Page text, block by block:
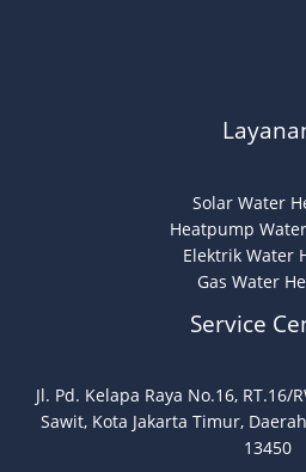
Solar Water
Heatpump
Elektrik Water
Gas Water
Service
Jl. Pd. Kelapa Raya No.16, RT.16/
Sawit, Kota Jakarta Timur,
13450